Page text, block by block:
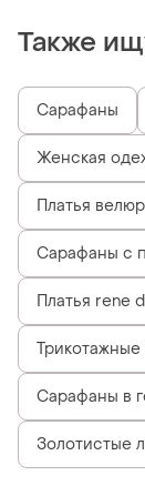
Также
Сарафаны
Женская
Платья
Сарафаны с
Платья rene
Трикотажные
Сарафаны в
Золотистые